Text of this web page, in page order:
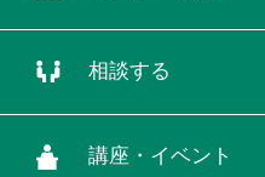
相談する
講座・イベント